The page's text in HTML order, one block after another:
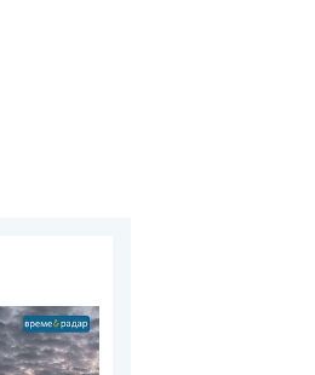
2026 г.
Прогноза за уикенда. . .